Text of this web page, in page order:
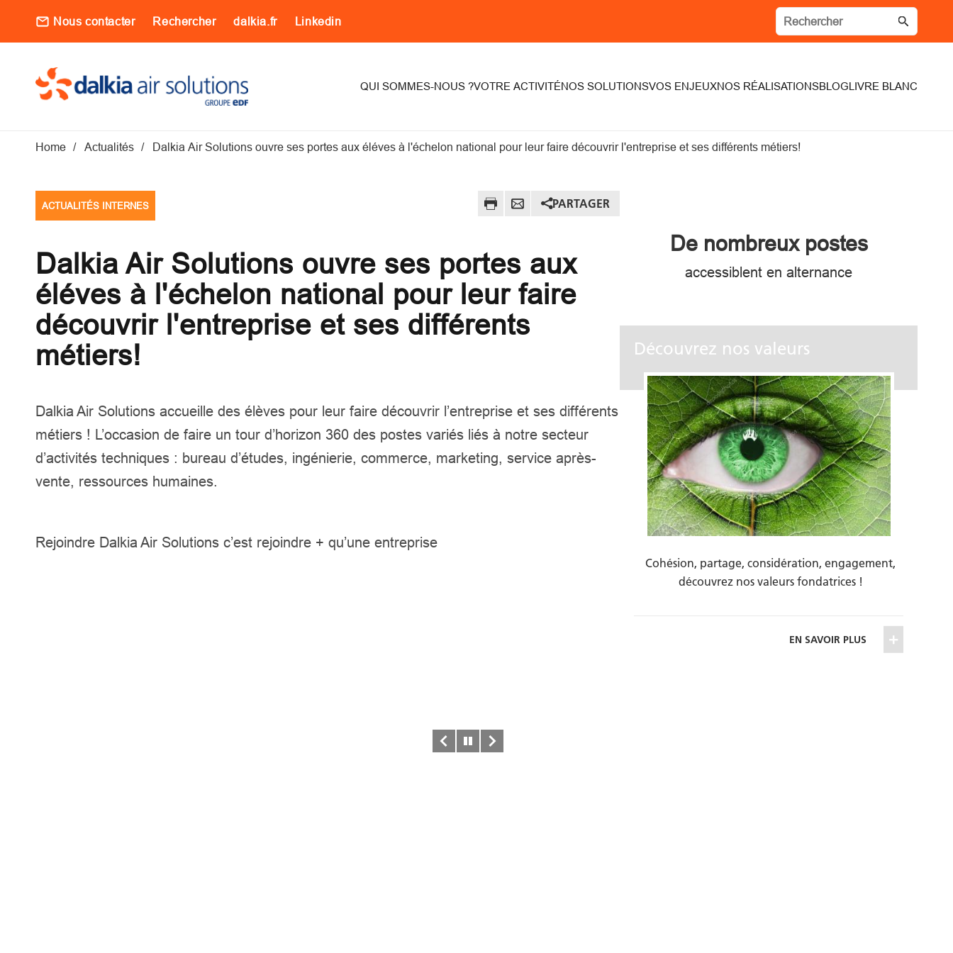
Nous contacter Rechercher dalkia.fr Linkedin
QUI SOMMES-NOUS ?VOTRE ACTIVITÉNOS SOLUTIONSVOS ENJEUXNOS RÉALISATIONSBLOGLIVRE BLANC
Fil d'Ariane
Home Actualités Dalkia Air Solutions ouvre ses portes aux éléves à l'échelon national pour leur faire découvrir l'entreprise et ses différents métiers!
ACTUALITÉS INTERNES PARTAGER
Dalkia Air Solutions ouvre ses portes aux
éléves à l'échelon national pour leur faire
découvrir l'entreprise et ses différents
métiers!
Dalkia Air Solutions accueille des élèves pour leur faire découvrir l’entreprise et ses différents
métiers ! L’occasion de faire un tour d’horizon 360 des postes variés liés à notre secteur
d’activités techniques : bureau d’études, ingénierie, commerce, marketing, service après-
vente, ressources humaines.
Rejoindre Dalkia Air Solutions c’est rejoindre + qu’une entreprise
De nombreux postes
accessiblent en alternance
Découvrez nos valeurs
Cohésion, partage, considération, engagement,
découvrez nos valeurs fondatrices !
EN SAVOIR PLUS